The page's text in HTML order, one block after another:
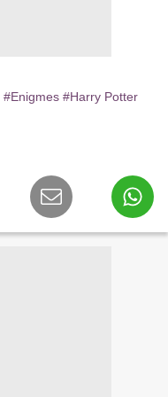
#Enigmes #Harry Potter